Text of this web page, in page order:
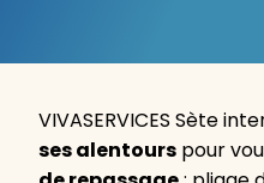
VIVASERVICES Sète
ses alentours pour